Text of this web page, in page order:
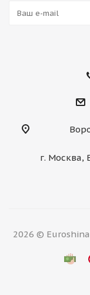
г. Москва,
2026 ©